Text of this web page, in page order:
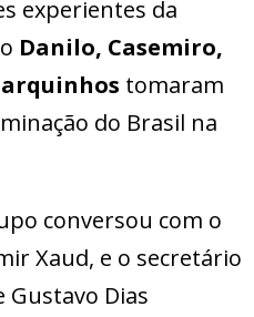
experientes da
Danilo, Casemiro,
tomaram
do Brasil na
conversou com o
Xaud, e o secretário
Gustavo Dias